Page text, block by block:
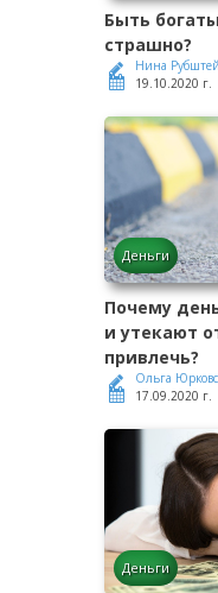
Быть
страшно?
Нина
19.10.2020 г.
Деньги
Почему
и утекают
привлечь?
Ольга
17.09.2020 г.
Деньги